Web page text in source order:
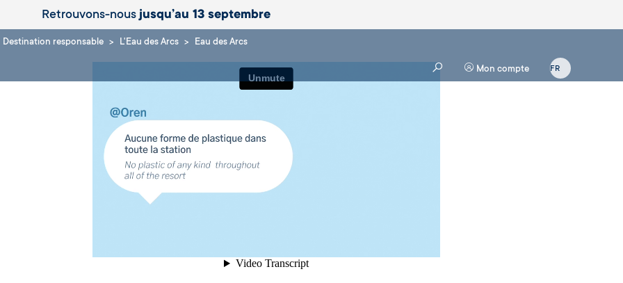
Retrouvons-nousjusqu’au 13 septembre
Destination responsable L'Eau des Arcs Eau des Arcs
Mon compte